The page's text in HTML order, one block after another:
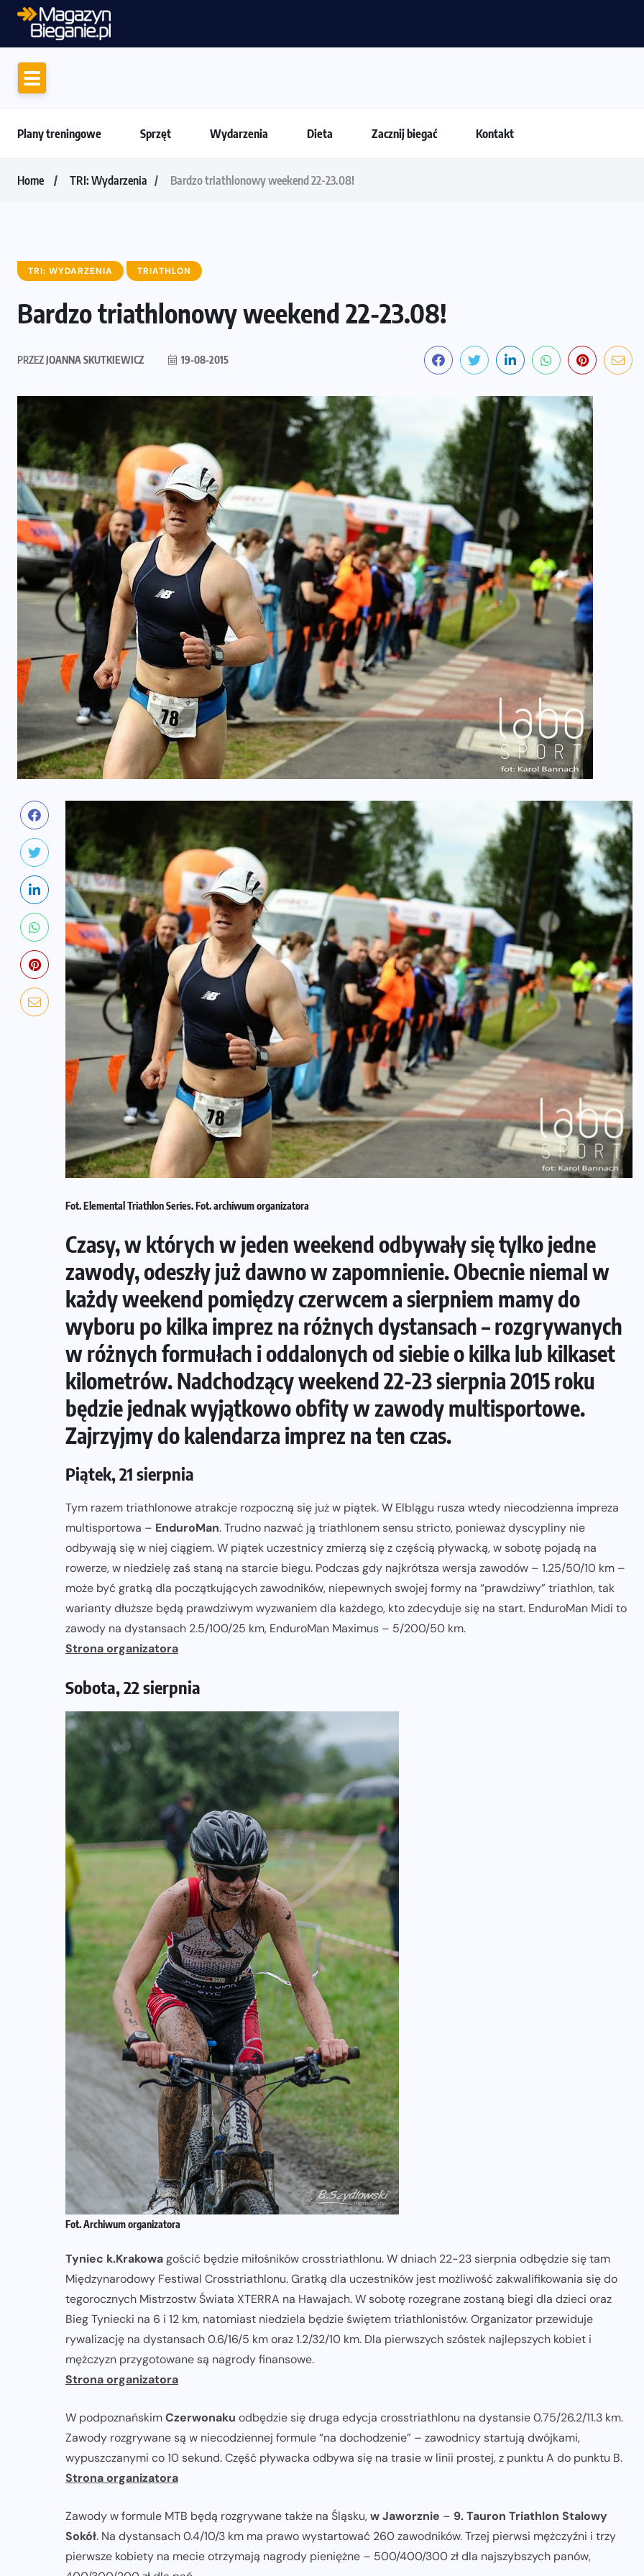
Plany treningowe Sprzęt Wydarzenia Dieta Zacznij biegać Kontakt
Home TRI: Wydarzenia Bardzo triathlonowy weekend 22-23.08!
TRI: WYDARZENIA TRIATHLON
Bardzo triathlonowy weekend 22-23.08!
PRZEZJOANNA SKUTKIEWICZ 19-08-2015
Fot. Elemental Triathlon Series. Fot. archiwum organizatora
Czasy, w których w jeden weekend odbywały się tylko jedne
zawody, odeszły już dawno w zapomnienie. Obecnie niemal w
każdy weekend pomiędzy czerwcem a sierpniem mamy do
wyboru po kilka imprez na różnych dystansach – rozgrywanych
w różnych formułach i oddalonych od siebie o kilka lub kilkaset
kilometrów. Nadchodzący weekend 22-23 sierpnia 2015 roku
będzie jednak wyjątkowo obfity w zawody multisportowe.
Zajrzyjmy do kalendarza imprez na ten czas.
Piątek, 21 sierpnia
Tym razem triathlonowe atrakcje rozpoczną się już w piątek. W Elblągu rusza wtedy niecodzienna impreza
multisportowa – EnduroMan. Trudno nazwać ją triathlonem sensu stricto, ponieważ dyscypliny nie
odbywają się w niej ciągiem. W piątek uczestnicy zmierzą się z częścią pływacką, w sobotę pojadą na
rowerze, w niedzielę zaś staną na starcie biegu. Podczas gdy najkrótsza wersja zawodów – 1.25/50/10 km –
może być gratką dla początkujących zawodników, niepewnych swojej formy na “prawdziwy” triathlon, tak
warianty dłuższe będą prawdziwym wyzwaniem dla każdego, kto zdecyduje się na start. EnduroMan Midi to
zawody na dystansach 2.5/100/25 km, EnduroMan Maximus – 5/200/50 km.
Strona organizatora
Sobota, 22 sierpnia
Fot. Archiwum organizatora
Tyniec k.Krakowagościć będzie miłośników crosstriathlonu. W dniach 22-23 sierpnia odbędzie się tam
Międzynarodowy Festiwal Crosstriathlonu. Gratką dla uczestników jest możliwość zakwalifikowania się do
tegorocznych Mistrzostw Świata XTERRA na Hawajach. W sobotę rozegrane zostaną biegi dla dzieci oraz
Bieg Tyniecki na 6 i 12 km, natomiast niedziela będzie świętem triathlonistów. Organizator przewiduje
rywalizację na dystansach 0.6/16/5 km oraz 1.2/32/10 km. Dla pierwszych szóstek najlepszych kobiet i
mężczyzn przygotowane są nagrody finansowe.
Strona organizatora
W podpoznańskimCzerwonaku odbędzie się druga edycja crosstriathlonu na dystansie 0.75/26.2/11.3 km.
Zawody rozgrywane są w niecodziennej formule “na dochodzenie” – zawodnicy startują dwójkami,
wypuszczanymi co 10 sekund. Część pływacka odbywa się na trasie w linii prostej, z punktu A do punktu B.
Strona organizatora
Zawody w formule MTB będą rozgrywane także na Śląsku,w Jaworznie – 9. Tauron Triathlon Stalowy
Sokół. Na dystansach 0.4/10/3 km ma prawo wystartować 260 zawodników. Trzej pierwsi mężczyźni i trzy
pierwsze kobiety na mecie otrzymają nagrody pieniężne – 500/400/300 zł dla najszybszych panów,
TRI: TRENING TRIATHLON
Sposoby na regenerację i
zachowanie zdrowia zimą
23-01-2024